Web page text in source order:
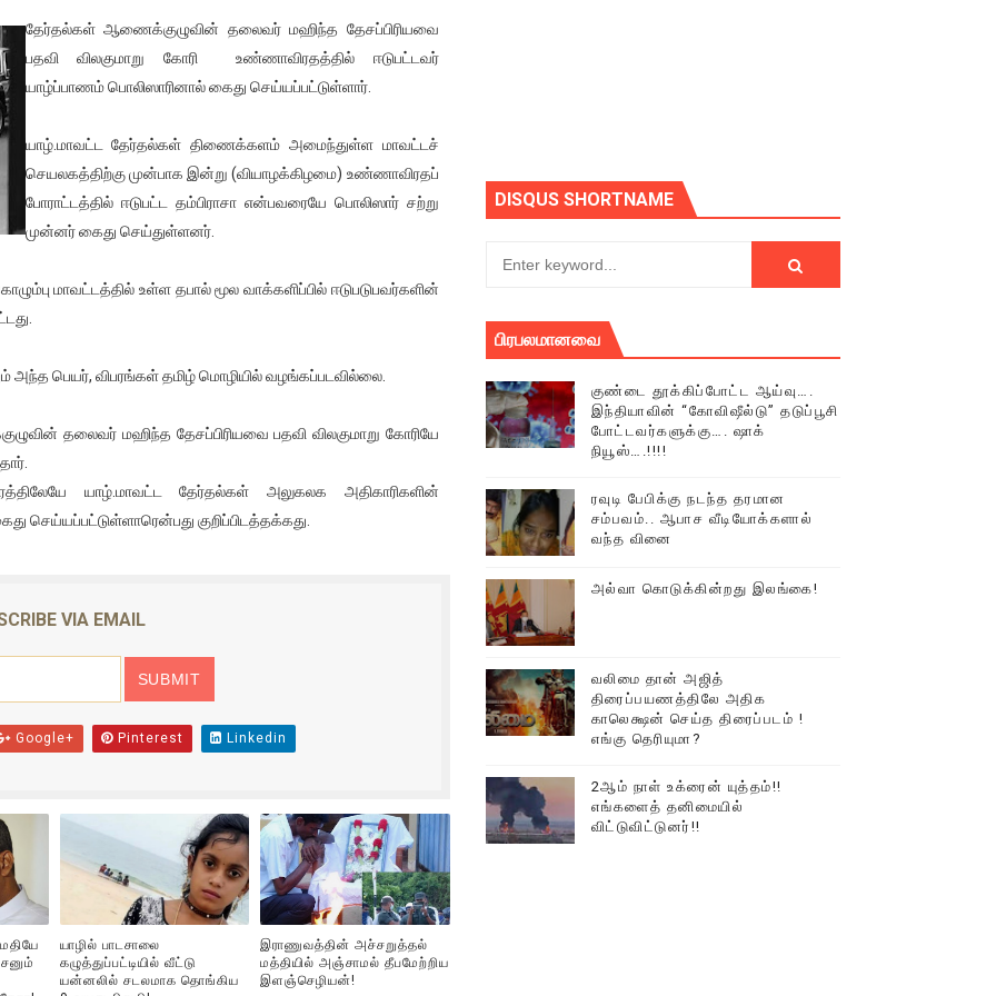
கண்டனப் போராட்டத்திற்கு கலந்துகொள்ளுமாறு அன்புரிமையோடு அழைக்கின்றோம்.
மாணவர்கள் தொடர்பில் நாடாளுமன்றத்தில் பகிரங்க கேள்வி
இலங்கைத் தமிழ் குடும்பம்!! நடந்தது என்ன
இலங்கை பாடலாசிரியர் வெளியிட்ட...
- கொதித்தெழுந்த பிரதேசவாசிகள்!
கூடிய இடங்கள்...
செய்த முதியவருக்கு வழங்கப்பட்ட தண்டனை
அதிரடி உத்தரவு!
சங்கர் ஆகியோரின் நினைவெழுச்சி நாள் - 26.09.2021 சுவிஸ் (செய்தியும்,படங்களும்..)
தமிழின அழிப்பிற்கு நீதி கேட்டு நடைபெற்ற கவனயீர்ப்புப் போராட்டத்தில் திரண்ட தமிழ்மக்கள்!!
சபை கூட்டத்தில் இன்று உரை
அதிக காலெக்ஷன் செய்த திரைப்படம் ! எங்கு தெரியுமா?
தேர்தல்கள் ஆணைக்குழுவின் தலைவர் மஹிந்த தேசப்பிரியவை
பதவி விலகுமாறு கோரி உண்ணாவிரதத்தில் ஈடுபட்டவர்
யாழ்ப்பாணம் பொலிஸாரினால் கைது செய்யப்பட்டுள்ளார்.
யாழ்.மாவட்ட தேர்தல்கள் திணைக்களம் அமைந்துள்ள மாவட்டச்
செயலகத்திற்கு முன்பாக இன்று (வியாழக்கிழமை) உண்ணாவிரதப்
போராட்டத்தில் ஈடுபட்ட தம்பிராசா என்பவரையே பொலிஸார் சற்று
முன்னர் கைது செய்துள்ளனர்.
மாவட்டத்தில் உள்ள தபால் மூல வாக்களிப்பில் ஈடுபடுபவர்களின்
அந்த பெயர், விபரங்கள் தமிழ் மொழியில் வழங்கப்படவில்லை.
தலைவர் மஹிந்த தேசப்பிரியவை பதவி விலகுமாறு கோரியே
யாழ்.மாவட்ட தேர்தல்கள் அலுகலக அதிகாரிகளின்
செய்யப்பட்டுள்ளாரென்பது குறிப்பிடத்தக்கது.
VIA EMAIL
Google+ Pinterest Linkedin
யாழில் பாடசாலை
கழுத்துப்பட்டியில் வீட்டு
யன்னலில் சடலமாக தொங்கிய
இராணுவத்தின் அச்சறுத்தல்
மத்தியில் அஞ்சாமல் தீபமேற்றிய
இளஞ்செழியன்!
DISQUS SHORTNAME
பிரபலமானவை
குண்டை தூக்கிப்போட்ட ஆய்வு….
இந்தியாவின் “கோவிஷீல்டு” தடுப்பூசி
போட்டவர்களுக்கு…. ஷாக்
நியூஸ்….!!!!
ரவுடி பேபிக்கு நடந்த தரமான
சம்பவம்.. ஆபாச வீடியோக்களால்
வந்த வினை
அல்வா கொடுக்கின்றது இலங்கை!
வலிமை தான் அஜித்
திரைப்பயணத்திலே அதிக
காலெக்ஷன் செய்த திரைப்படம் !
எங்கு தெரியுமா?
2ஆம் நாள் உக்ரைன் யுத்தம்!!
எங்களைத் தனிமையில்
விட்டுவிட்டுனர்!!